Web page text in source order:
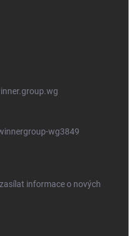
wg3849
informace o nových